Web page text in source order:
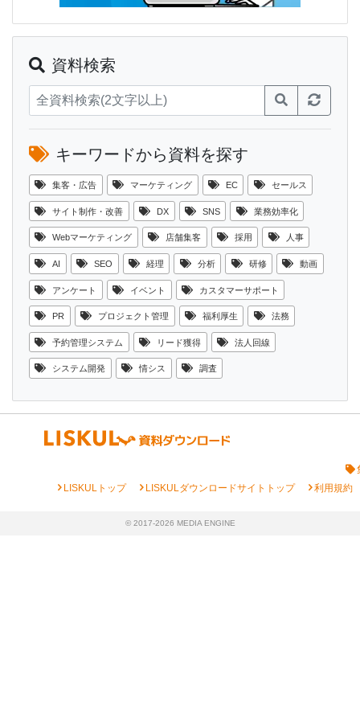
資料検索
キーワードから資料を探す
集客・広告 マーケティング EC セールス
サイト制作・改善 DX SNS 業務効率化
Webマーケティング 店舗集客 採用 人事
AI SEO 経理 分析 研修 動画
アンケート イベント カスタマーサポート
PR プロジェクト管理 福利厚生 法務
予約管理システム リード獲得 法人回線
システム開発 情シス 調査
chevron_rightLISKULトップ chevron_rightLISKULダウンロードサイトトップ chevron_right利用規約
© 2017-2026 MEDIA ENGINE